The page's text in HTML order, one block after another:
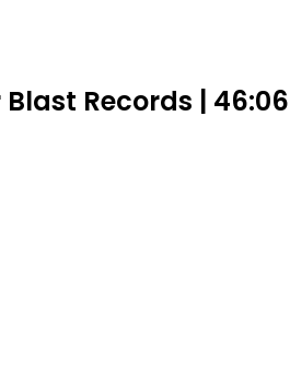
Records | 46:06